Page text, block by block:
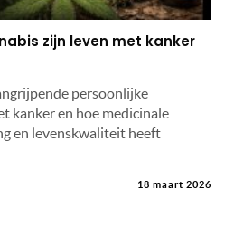
zijn leven met kanker
persoonlijke
kanker en hoe medicinale
en levenskwaliteit heeft
18 maart 2026